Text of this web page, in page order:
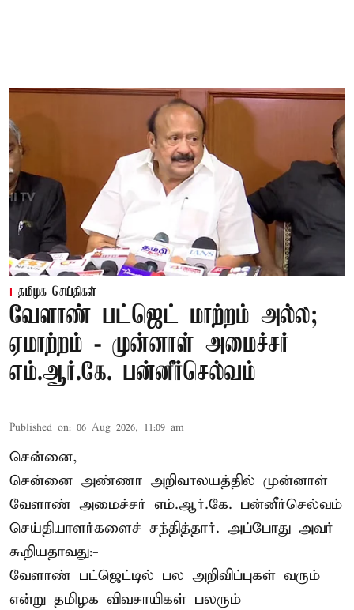
தமிழக செய்திகள்
வேளாண் பட்ஜெட் மாற்றம் அல்ல;
ஏமாற்றம் - முன்னாள் அமைச்சர்
எம்.ஆர்.கே. பன்னீர்செல்வம்
Published on: 06 Aug 2026, 11:09 am
சென்னை,
சென்னை அண்ணா அறிவாலயத்தில் முன்னாள்
வேளாண் அமைச்சர் எம்.ஆர்.கே. பன்னீர்செல்வம்
செய்தியாளர்களைச் சந்தித்தார். அப்போது அவர்
கூறியதாவது:-
வேளாண் பட்ஜெட்டில் பல அறிவிப்புகள் வரும்
என்று தமிழக விவசாயிகள் பலரும்